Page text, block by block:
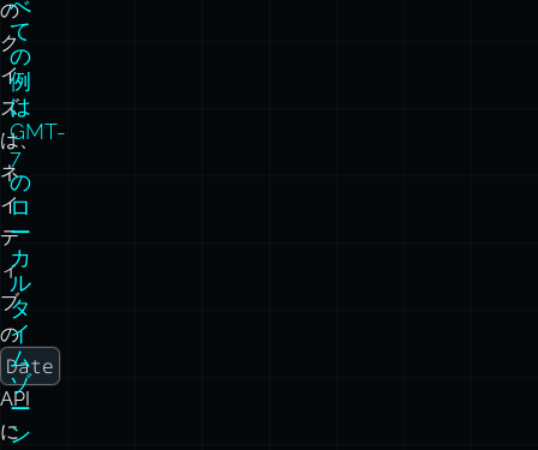
こ
の
ク
イ
ズ
は、
ネ
イ
テ
ィ
ブ
の
Date
注:
す
べ
て
の
例
は
GMT-
7
の
ロ
ー
カ
ル
タ
イ
ム
👇 以下の14問 👇